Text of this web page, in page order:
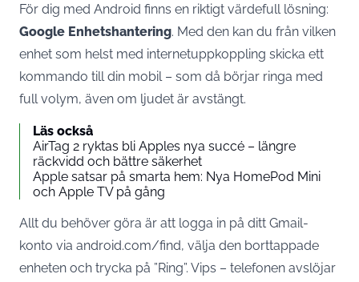
För dig med Android finns en riktigt värdefull lösning:
Google Enhetshantering. Med den kan du från vilken
enhet som helst med internetuppkoppling skicka ett
kommando till din mobil– som då börjar ringa med
full volym, även om ljudet är avstängt.
Läs också
AirTag 2 ryktas bli Apples nya succé – längre
räckvidd och bättre säkerhet
Apple satsar på smarta hem: Nya HomePod Mini
och Apple TV på gång
Allt du behöver göra är att logga in på ditt Gmail-
konto via android.com/find, välja den borttappade
enheten och trycka på ”Ring”. Vips – telefonen avslöjar